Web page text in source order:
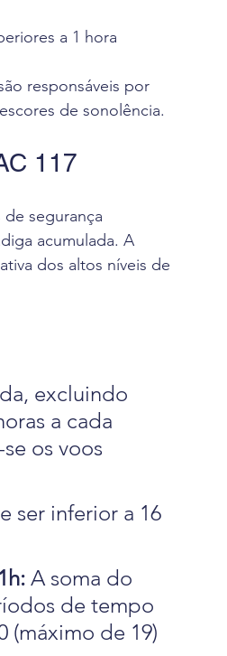
a 1 hora
responsáveis por
de sonolência.
117
segurança
acumulada. A
dos altos níveis de
excluindo
a cada
os voos
ser inferior a 16
A soma do
de tempo
(máximo de 19)